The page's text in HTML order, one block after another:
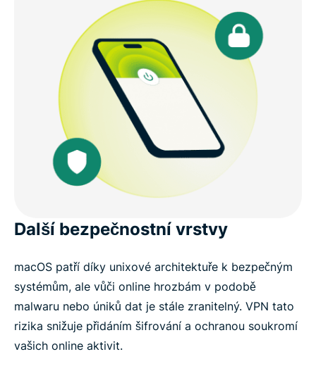
Další bezpečnostní vrstvy
macOS patří díky unixové architektuře k bezpečným
systémům, ale vůči online hrozbám v podobě
malwaru nebo úniků dat je stále zranitelný. VPN tato
rizika snižuje přidáním šifrování a ochranou soukromí
vašich online aktivit.